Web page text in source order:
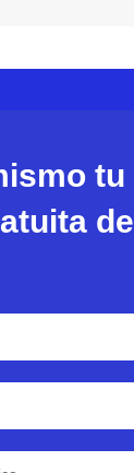
tu
de